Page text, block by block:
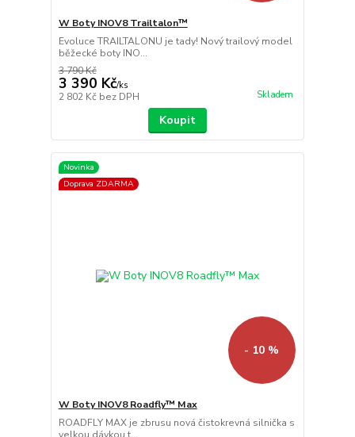
W Boty INOV8 Trailtalon™
Evoluce TRAILTALONU je tady! Nový trailový model
běžecké boty INO...
3 790 Kč
3 390 Kč/ks
2 802 Kč bez DPH Skladem
Koupit
Novinka
Doprava ZDARMA
- 10 %
W Boty INOV8 Roadfly™ Max
ROADFLY MAX je zbrusu nová čistokrevná silnička s